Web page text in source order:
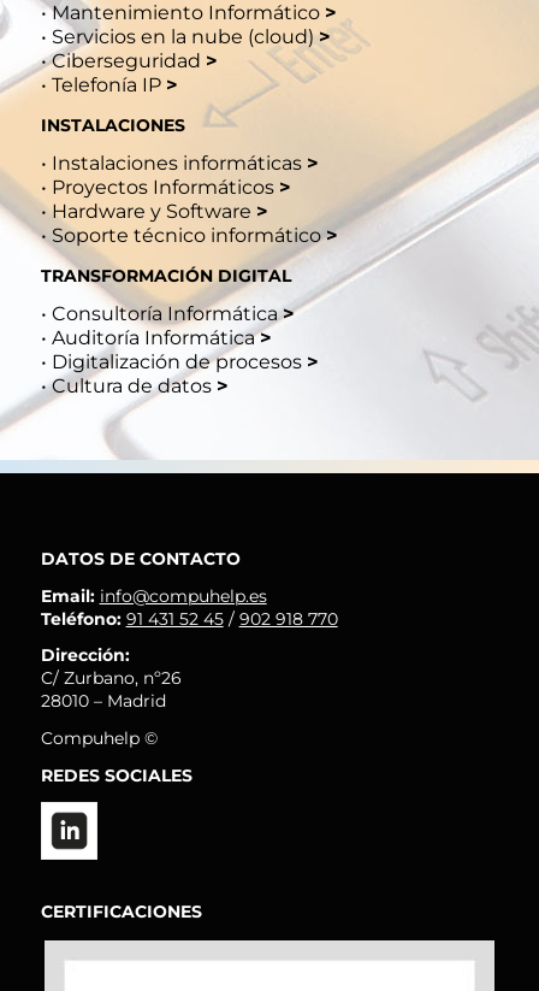
•Mantenimiento Informático >
• Servicios en la nube (cloud) >
•Ciberseguridad >
• Telefonía IP >
INSTALACIONES
• Instalaciones informáticas >
• Proyectos Informáticos >
•Hardware y Software >
• Soporte técnico informático >
TRANSFORMACIÓN DIGITAL
• Consultoría Informática >
• Auditoría Informática >
• Digitalización de procesos >
•Cultura de datos >
DATOS DE CONTACTO
Email: info@compuhelp.es
Teléfono: 91 431 52 45/ 902 918 770
Dirección:
C/ Zurbano, nº26
28010 – Madrid
Compuhelp ©
REDES SOCIALES
CERTIFICACIONES